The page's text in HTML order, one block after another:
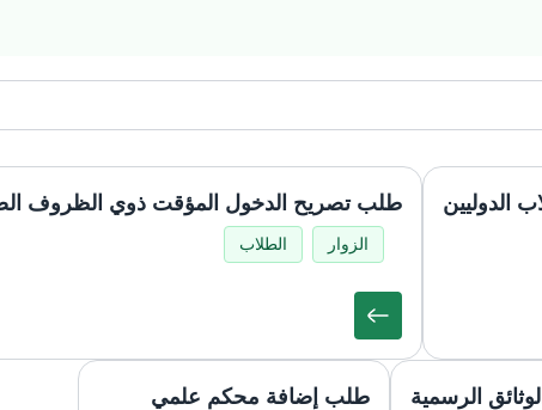
الدوليين طلب تصريح الدخول المؤقت ذوي الظروف
الزوار الطلاب
الرسمية طلب إضافة محكم علمي